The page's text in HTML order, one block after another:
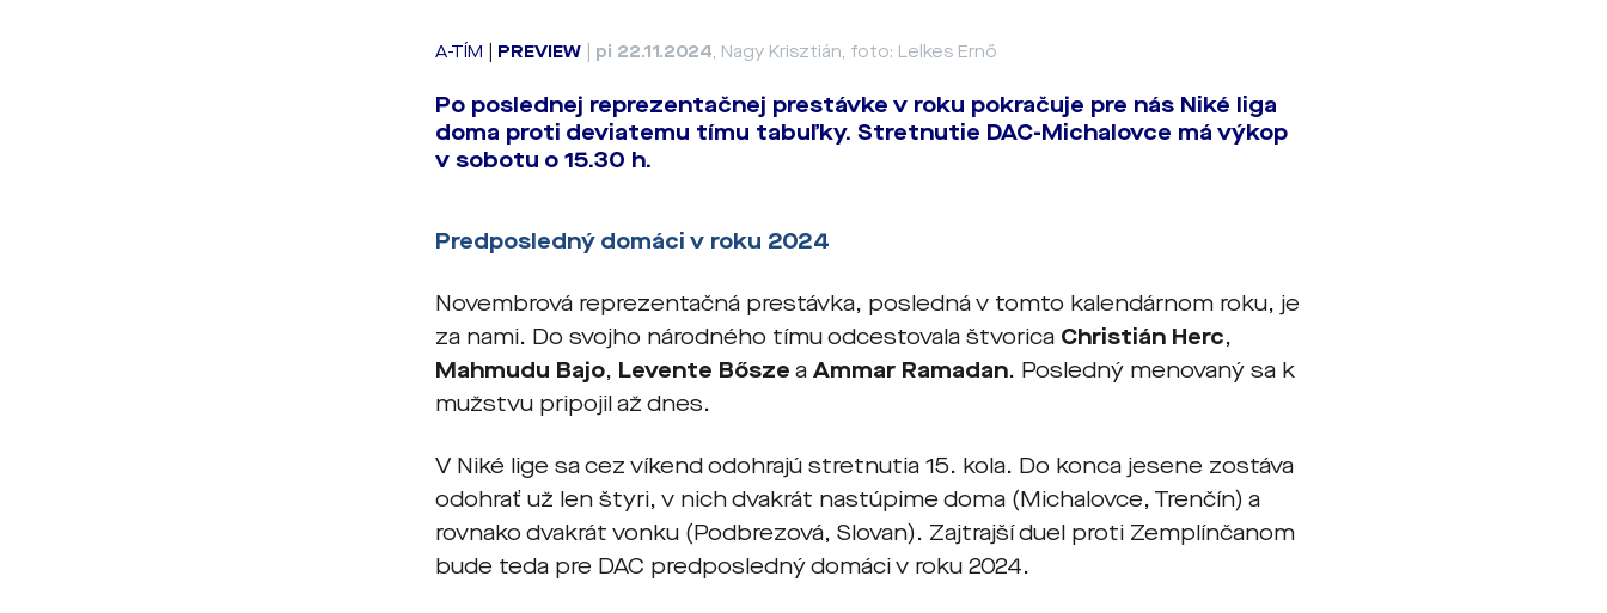
A-TÍM PREVIEW pi 22.11.2024, Nagy Krisztián, foto: Lelkes Ernő
Po poslednej reprezentačnej prestávke v roku pokračuje pre nás Niké liga
doma proti deviatemu tímu tabuľky. Stretnutie DAC-Michalovce má výkop
v sobotu o 15.30 h.
Predposledný domáci v roku 2024
Novembrová reprezentačná prestávka, posledná v tomto kalendárnom roku, je
za nami. Do svojho národného tímu odcestovala štvorica Christián Herc,
Mahmudu Bajo, Levente Bősze aAmmar Ramadan. Posledný menovaný sa k
mužstvu pripojil až dnes.
V Niké lige sa cez víkend odohrajú stretnutia 15. kola. Do konca jesene zostáva
odohrať už len štyri, v nich dvakrát nastúpime doma (Michalovce, Trenčín) a
rovnako dvakrát vonku (Podbrezová, Slovan). Zajtrajší duel proti Zemplínčanom
bude teda pre DAC predposledný domáci v roku 2024.